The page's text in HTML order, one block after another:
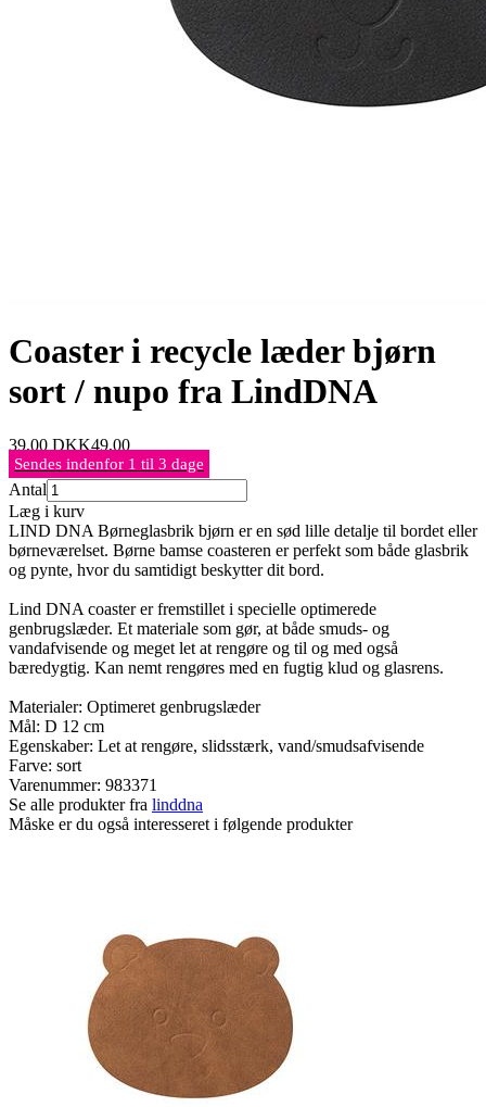
Coaster i recycle læder bjørn
sort / nupo fra LindDNA
39,00 DKK49,00
Sendes indenfor 1 til 3 dage
Antal
Læg i kurv
LIND DNA Børneglasbrik bjørn er en sød lille detalje til bordet eller
børneværelset. Børne bamse coasteren er perfekt som både glasbrik
og pynte, hvor du samtidigt beskytter dit bord.
Lind DNA coaster er fremstillet i specielle optimerede
genbrugslæder. Et materiale som gør, at både smuds- og
vandafvisende og meget let at rengøre og til og med også
bæredygtig. Kan nemt rengøres med en fugtig klud og glasrens.
Materialer: Optimeret genbrugslæder
Mål: D 12 cm
Egenskaber: Let at rengøre, slidsstærk, vand/smudsafvisende
Farve: sort
Varenummer: 983371
Se alle produkter fra linddna
Måske er du også interesseret i følgende produkter